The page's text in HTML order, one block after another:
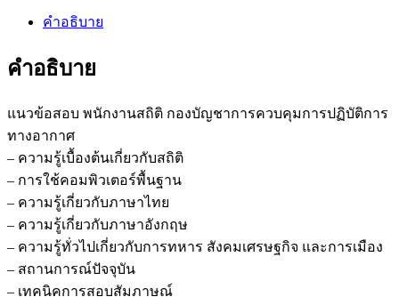
คำอธิบาย
คำอธิบาย
แนวข้อสอบ พนักงานสถิติ กองบัญชาการควบคุมการปฏิบัติการ
ทางอากาศ
– ความรู้เบื้องต้นเกี่ยวกับสถิติ
– การใช้คอมพิวเตอร์พื้นฐาน
– ความรู้เกี่ยวกับภาษาไทย
– ความรู้เกี่ยวกับภาษาอังกฤษ
– ความรู้ทั่วไปเกี่ยวกับการทหาร สังคมเศรษฐกิจ และการเมือง
– สถานการณ์ปัจจุบัน
– เทคนิคการสอบสัมภาษณ์